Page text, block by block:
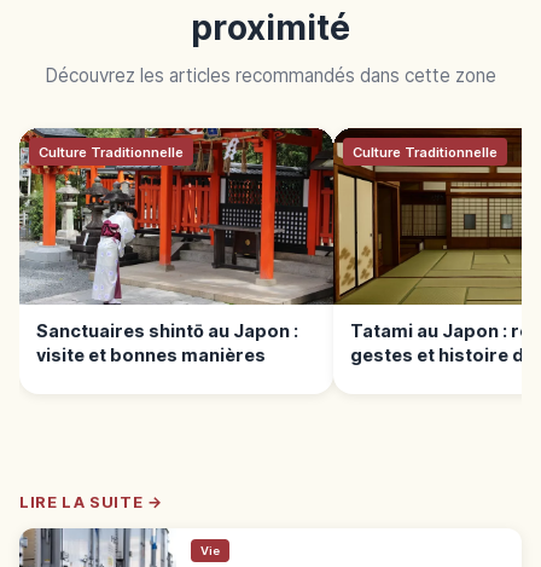
proximité
Découvrez les articles recommandés dans cette zone
Culture Traditionnelle
Sanctuaires shintō au Japon :
visite et bonnes manières
Culture Traditionnelle
Tatami au Japon :
gestes et histoire du
LIRE LA SUITE →
Vie